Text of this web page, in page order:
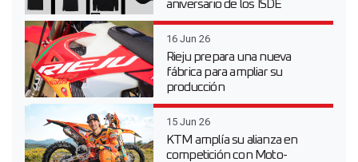
aniversario de los ISDE
16 Jun 26
Rieju prepara una nueva
fábrica para ampliar su
producción
15 Jun 26
KTM amplía su alianza en
competición con Moto-